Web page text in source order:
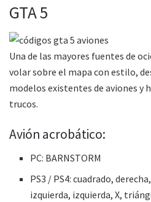
GTA 5
Una de las mayores fuentes de
volar sobre el mapa con estilo,
modelos existentes de aviones y
trucos.
Avión acrobático:
PC: BARNSTORM
PS3 / PS4: cuadrado,
izquierda, izquierda, X,